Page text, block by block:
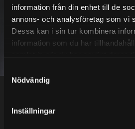
information från din enhet till de
annons- och analysföretag som vi
Dessa kan i sin tur kombinera
information som du har
Nödvändig
Inställningar